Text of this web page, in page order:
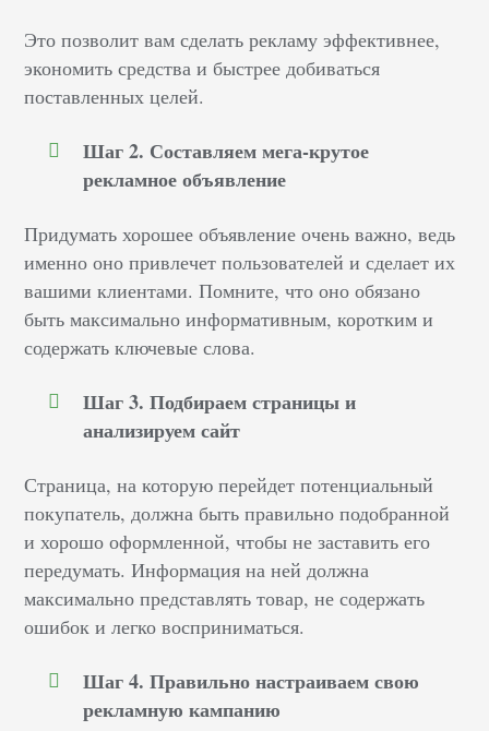
Это позволит вам сделать рекламу эффективнее,
экономить средства и быстрее добиваться
поставленных целей.
Шаг 2. Составляем мега-крутое
рекламное объявление
Придумать хорошее объявление очень важно, ведь
именно оно привлечет пользователей и сделает их
вашими клиентами. Помните, что оно обязано
быть максимально информативным, коротким и
содержать ключевые слова.
Шаг 3. Подбираем страницы и
анализируем сайт
Страница, на которую перейдет потенциальный
покупатель, должна быть правильно подобранной
и хорошо оформленной, чтобы не заставить его
передумать. Информация на ней должна
максимально представлять товар, не содержать
ошибок и легко восприниматься.
Шаг 4. Правильно настраиваем свою
рекламную кампанию